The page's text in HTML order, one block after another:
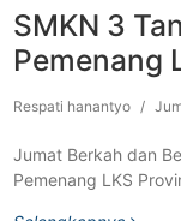
SMKN 3
Pemenang
Respati hanantyo /
Jumat Berkah dan
Pemenang LKS